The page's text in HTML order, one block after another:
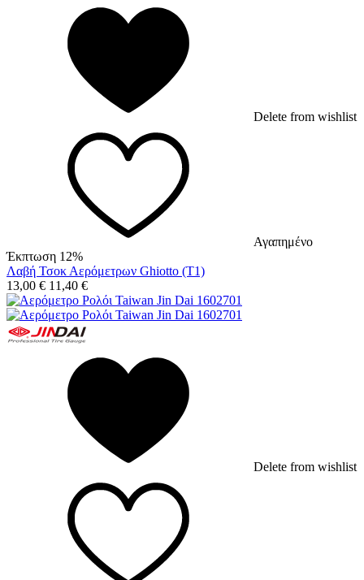
Delete from wishlist
Αγαπημένο
Έκπτωση 12%
Λαβή Τσοκ Αερόμετρων Ghiotto (T1)
13,00 € 11,40 €
Delete from wishlist